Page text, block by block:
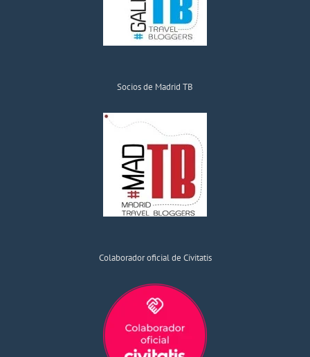
Socios de Madrid TB
Colaborador oficial de Civitatis